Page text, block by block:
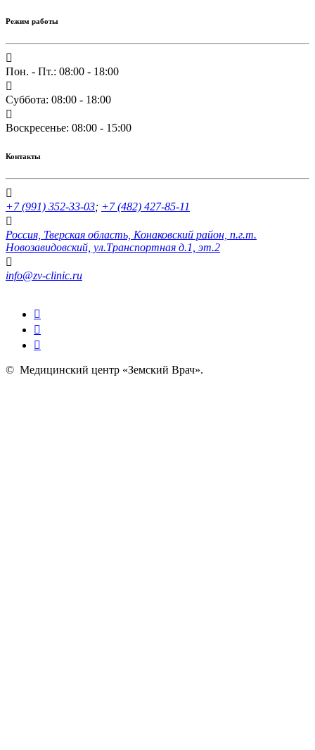
Режим работы
Пон. - Пт.: 08:00 - 18:00
Суббота: 08:00 - 18:00
Воскресенье: 08:00 - 15:00
Контакты
+7 (991) 352-33-03; +7 (482) 427-85-11
Россия, Тверская область, Конаковский район, п.г.т.
Новозавидовский, ул.Транспортная д.1, эт.2
info@zv-clinic.ru
© Медицинский центр «Земский Врач».